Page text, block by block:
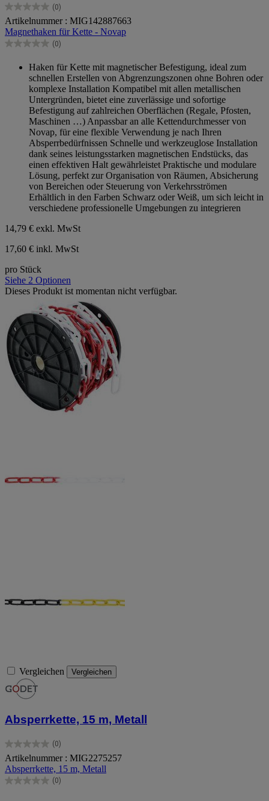
(0)
0.0
von
5
Sternen.
Artikelnummer : MIG142887663
Magnethaken für Kette - Novap
(0)
0.0
Sternen.
Haken für Kette mit magnetischer Befestigung, ideal zum
schnellen Erstellen von Abgrenzungszonen ohne Bohren oder
komplexe Installation Kompatibel mit allen metallischen
Untergründen, bietet eine zuverlässige und sofortige
Befestigung auf zahlreichen Oberflächen (Regale, Pfosten,
Maschinen …) Anpassbar an alle Kettendurchmesser von
Novap, für eine flexible Verwendung je nach Ihren
Absperrbedürfnissen Schnelle und werkzeuglose Installation
dank seines leistungsstarken magnetischen Endstücks, das
einen effektiven Halt gewährleistet Praktische und modulare
Lösung, perfekt zur Organisation von Räumen, Absicherung
von Bereichen oder Steuerung von Verkehrsströmen
Erhältlich in den Farben Schwarz oder Weiß, um sich leicht in
verschiedene professionelle Umgebungen zu integrieren
14,79 € exkl. MwSt
17,60 € inkl. MwSt
pro Stück
Siehe 2 Optionen
Dieses Produkt ist momentan nicht verfügbar.
Vergleichen Vergleichen
Absperrkette, 15 m, Metall
(0)
0.0
von
5
Sternen.
Artikelnummer : MIG2275257
Absperrkette, 15 m, Metall
(0)
0.0